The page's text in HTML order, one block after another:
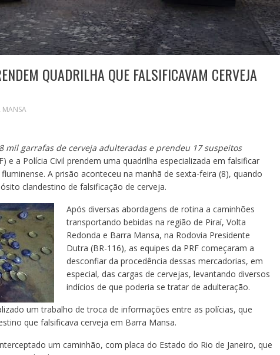
QUADRILHA QUE FALSIFICAVAM CERVEJA
MANSA
mil garrafas de cerveja adulteradas e prendeu 17 suspeitos
e a Polícia Civil prendem uma quadrilha especializada em falsificar
A prisão aconteceu na manhã de sexta-feira (8), quando
clandestino de falsificação de cerveja.
Após diversas abordagens de rotina a caminhões
transportando bebidas na região de Piraí, Volta
Redonda e Barra Mansa, na Rodovia Presidente
Dutra (BR-116), as equipes da PRF começaram a
desconfiar da procedência dessas mercadorias, em
especial, das cargas de cervejas, levantando diversos
indícios de que poderia se tratar de adulteração.
um trabalho de troca de informações entre as polícias, que
que falsificava cerveja em Barra Mansa.
um caminhão, com placa do Estado do Rio de Janeiro, que